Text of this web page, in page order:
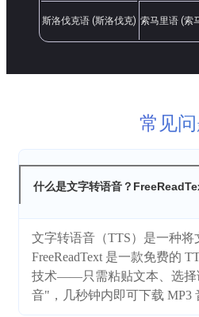
斯洛伐克语 (斯洛伐克) 索马里语 (索
常见
什么是文字转语音？
文字转语音（TTS）是一种将
FreeReadText 是一款免费的
技术——只需粘贴文本、选择
音"，几秒钟内即可下载 MP3